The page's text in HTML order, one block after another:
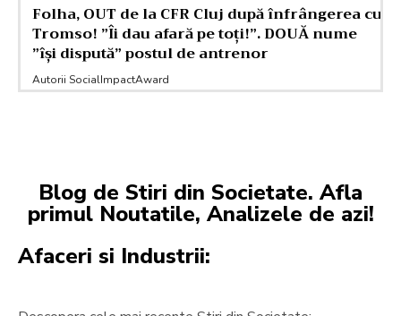
Folha, OUT de la CFR Cluj după înfrângerea cu
Tromso! ”Îi dau afară pe toți!”. DOUĂ nume
”își dispută” postul de antrenor
Autorii SocialImpactAward
Blog de Stiri din Societate. Afla
primul Noutatile, Analizele de azi!
Afaceri si Industrii: